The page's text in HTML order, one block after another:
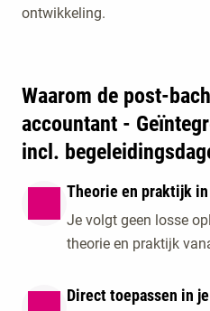
ontwikkeling.
Waarom de post-
accountant -
incl.
Theorie en praktijk
Je volgt geen losse
theorie en praktijk
Direct toepassen in